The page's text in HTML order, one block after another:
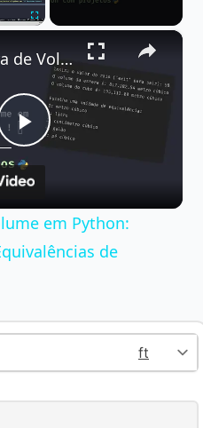
×
P
a
Calculadora de Volume em Python: Esferas, Cubos e Equivalências de Unidades
em Python:
de